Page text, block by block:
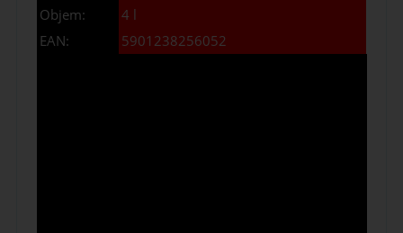
Objem:
4 l
EAN:
5901238256052